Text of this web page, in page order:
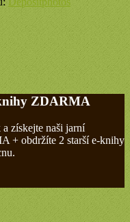
ZDARMA
a získejte naši jarní
+ obdržíte 2 starší e-knihy